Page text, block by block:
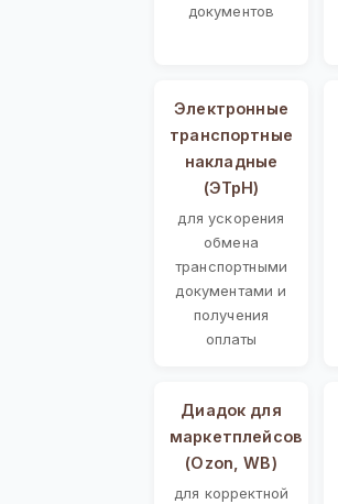
документов
Электронные
транспортные
накладные
(ЭТрН)
для ускорения
обмена
транспортными
документами и
получения
оплаты
Диадок для
маркетплейсов
(Ozon, WB)
для корректной